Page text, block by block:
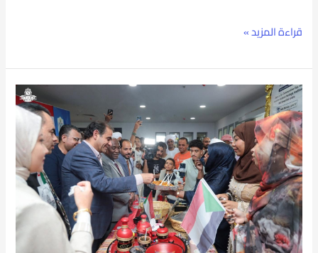
قراءة المزيد »
وسط
أجواء
احتفالية
مبهرة
رئيس
جامعة